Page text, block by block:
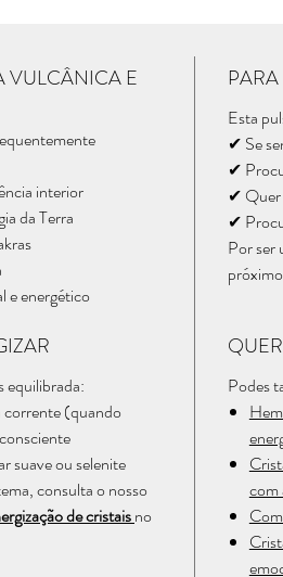
VULCÂNICA E
interior
da Terra
e energético
Esta
✔ Se
✔
✔ Quer
✔
Por ser
equilibrada:
(quando
suave ou selenite
consulta o nosso
de cristaisno
Podes
com